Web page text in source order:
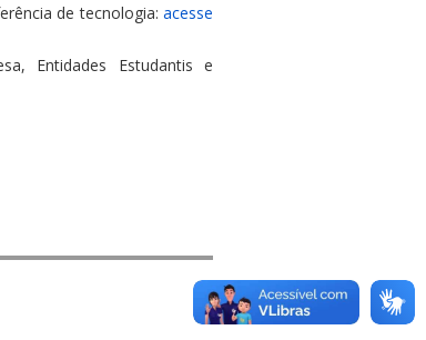
de tecnologia: acesse
Entidades Estudantis e